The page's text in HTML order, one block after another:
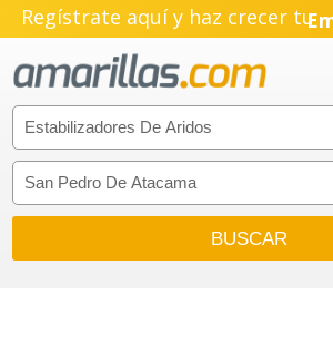
Regístrate aquí y haz crecer tu